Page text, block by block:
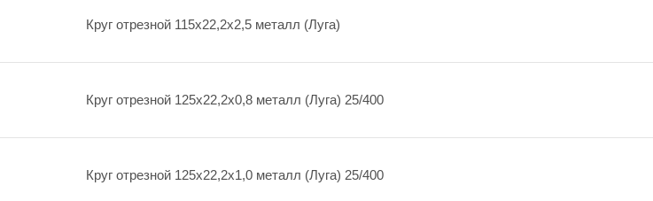
Круг отрезной 115х22,2х2,5 металл (Луга)
Круг отрезной 125х22,2х0,8 металл (Луга) 25/400
Круг отрезной 125х22,2х1,0 металл (Луга) 25/400